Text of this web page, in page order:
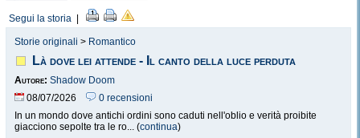
Segui la storia
Storie originali > Romantico
Là dove lei attende - Il canto della luce perduta
Autore: Shadow Doom
08/07/2026
0 recensioni
In un mondo dove antichi ordini sono caduti nell'oblio e verità proibite
giacciono sepolte tra le ro... (continua)